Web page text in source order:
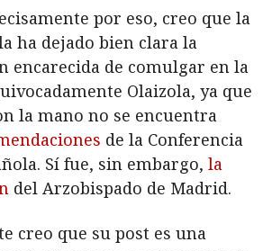
por eso, creo que la
ha dejado bien clara la
encarecida de comulgar en la
Olaizola, ya que
la mano no se encuentra
de la Conferencia
Sí fue, sin embargo, la
del Arzobispado de Madrid.
creo que su post es una